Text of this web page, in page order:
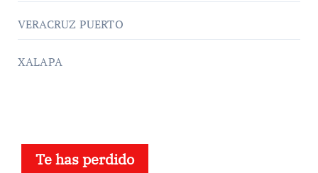
VERACRUZ PUERTO
XALAPA
Te has perdido